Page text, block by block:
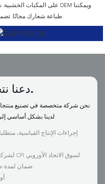
طباعة شعارك مجانًا. تضمن البكرة الخشبية السلامة ويسهل التعامل معها.
دعنا نتحدث عن مشروعك الآن.
نحن شركة متخصصة في تصنيع منتجات
إجراءات الإنتاج القياسية،
لدينا شهادة ISO لشركتنا ومنتجاتنا، ولدينا شهادة CPI لسوق الاتحاد الأوروبي.
ضمان لمدة طويلة، كابل الألياف مدى الحياة بعد الخدمة.
OEM & أوديإم، العينات المتاحة في 1 ~ 3 أيام.